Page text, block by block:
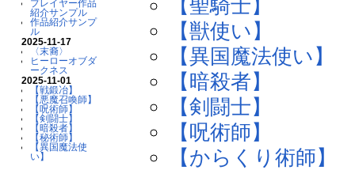
プレイヤー作品
紹介サンプル
作品紹介サンプ
ル
2025-11-17
〈末裔〉
ヒーローオブダ
ークネス
2025-11-01
【戦鍛冶】
【悪魔召喚師】
【呪術師】
【剣闘士】
【暗殺者】
【秘術師】
【異国魔法使
い】
【聖騎士】
【獣使い】
【異国魔法使い】
【暗殺者】
【剣闘士】
【呪術師】
【からくり術師】